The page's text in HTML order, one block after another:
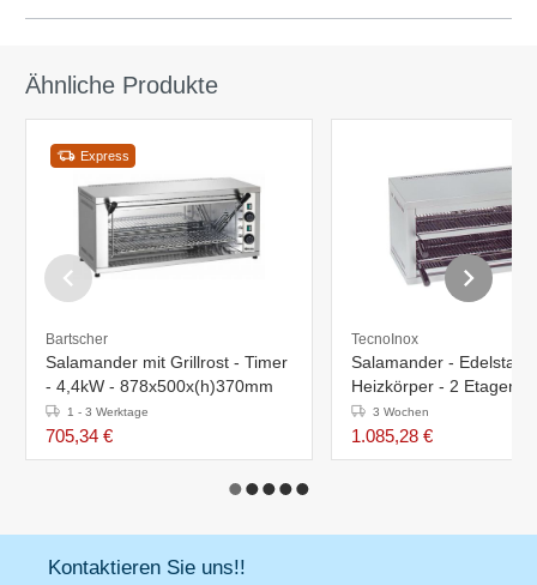
Ähnliche Produkte
Express
Bartscher
Salamander mit Grillrost - Timer
- 4,4kW - 878x500x(h)370mm
1 - 3 Werktage
705,34 €
TecnoInox
Salamander - Edelstahl
Heizkörper - 2 Etagen -
36(h)x34x67cm
3 Wochen
1.085,28 €
Kontaktieren Sie uns!!